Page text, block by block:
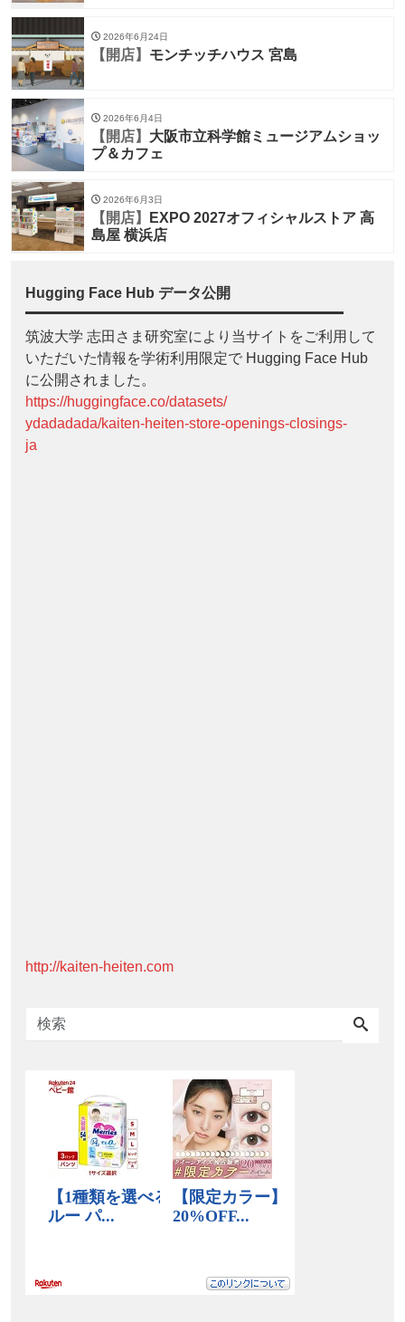
2026年6月24日
【開店】 モンチッチハウス 宮島
2026年6月4日
【開店】 大阪市立科学館ミュージアムショッ
プ＆カフェ
2026年6月3日
【開店】
EXPO 2027オフィシャルストア 高
島屋 横浜店
Hugging Face Hub データ公開
筑波大学 志田さま研究室により当サイトをご利用して
いただいた情報を学術利用限定で Hugging Face Hub
に公開されました。
https://huggingface.co/datasets/
ydadadada/kaiten-heiten-store-openings-closings-
ja
http://kaiten-heiten.com